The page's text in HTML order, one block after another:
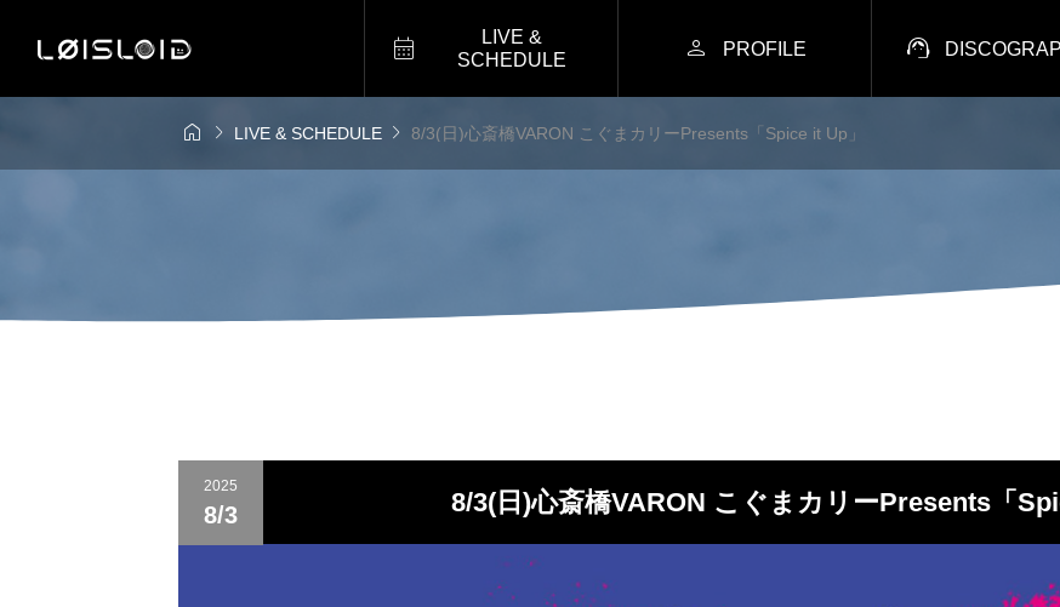

LIVE &
SCHEDULE
 PROFILE 
  LIVE & SCHEDULE  8/3(日)心斎橋VARON こぐまカリーPresents「Spice it Up」
2025
8/3 8/3(日)心斎橋VARON こぐまカリーPresents「